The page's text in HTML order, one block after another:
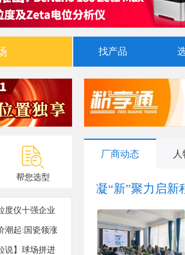
找产品
帮您选型
度仪十强企业
潮起:国瓷领涨
替代正当时
说】球场拼进
厂商动态